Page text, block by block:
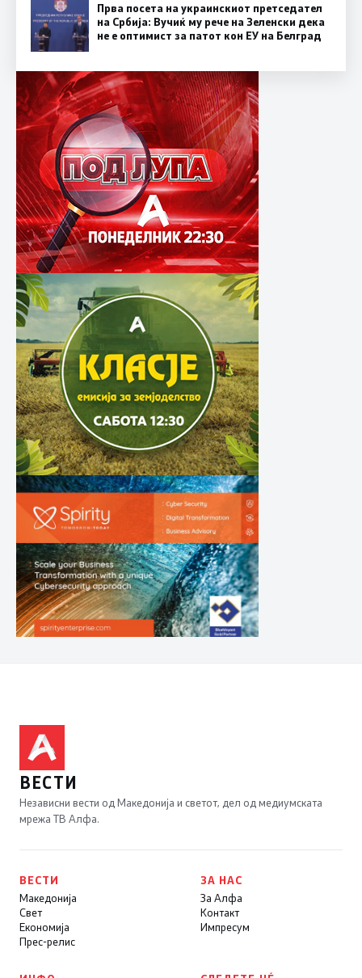
Прва посета на украинскиот претседател
на Србија: Вучиќ му рече на Зеленски дека
не е оптимист за патот кон ЕУ на Белград
ВЕСТИ
Независни вести од Македонија и светот, дел од медиумската
мрежа ТВ Алфа.
ВЕСТИ
Македонија
Свет
Економија
Прес-релис
ЗА НАС
За Алфа
Контакт
Импресум